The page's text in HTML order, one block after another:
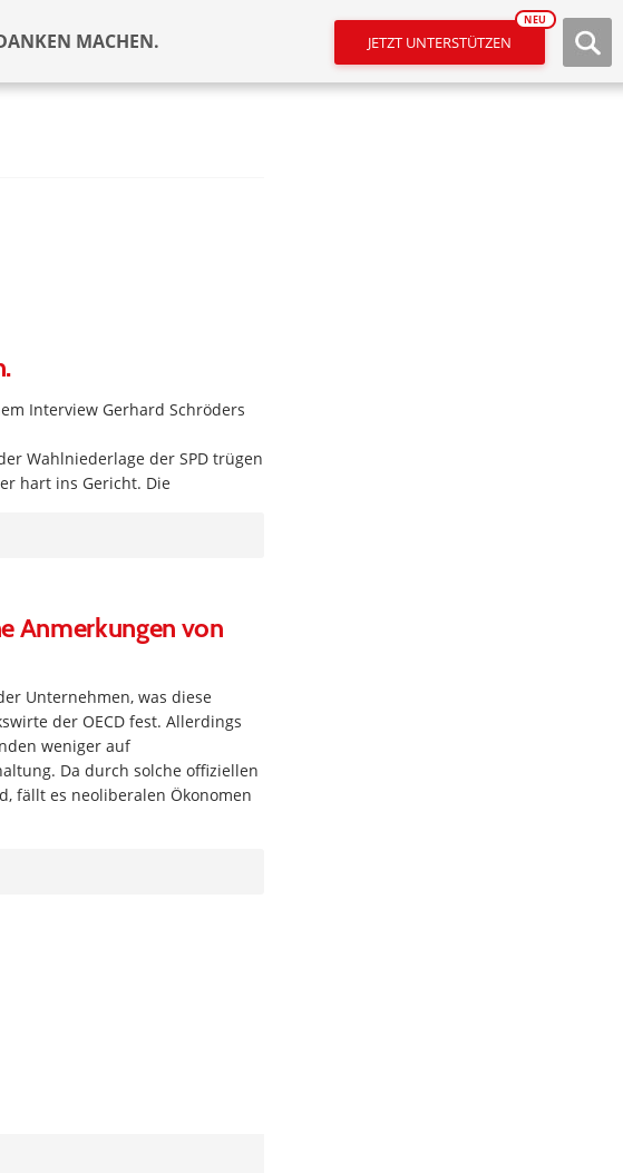
MACHEN. JETZT UNTERSTÜTZEN
NEU
Interview Gerhard Schröders
Wahlniederlage der SPD trügen
hart ins Gericht. Die
Anmerkungen von
Unternehmen, was diese
der OECD fest. Allerdings
weniger auf
Da durch solche offiziellen
fällt es neoliberalen Ökonomen